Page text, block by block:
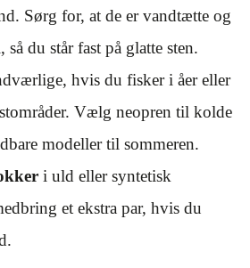
Sørg for, at de er vandtætte og
så du står fast på glatte sten.
hvis du fisker i åer eller
Vælg neopren til kolde
modeller til sommeren.
i uld eller syntetisk
et ekstra par, hvis du